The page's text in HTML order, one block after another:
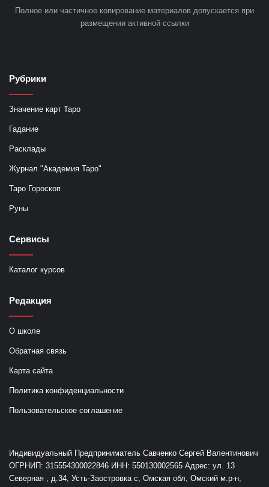
Полное или частичное копирование материалов допускается при
размещении активной ссылки
Рубрики
Значение карт Таро
Гадание
Расклады
Журнал "Академия Таро"
Таро Гороскоп
Руны
Сервисы
Каталог курсов
Редакция
О школе
Обратная связь
Карта сайта
Политика конфиденциальности
Пользовательское соглашение
Индивидуальный Предприниматель Савченко Сергей Валентинович
ОГРНИП: 315554300022846 ИНН: 550130002565 Адрес: ул. 13
Северная , д.34, Усть-Заостровка с, Омская обл, Омский м.р-н,